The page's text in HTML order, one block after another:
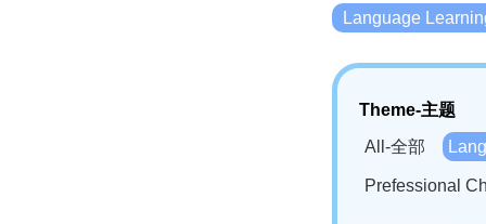
Language
Theme-主题
All-全部
Prefessional